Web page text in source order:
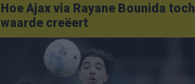
Hoe Ajax via Rayane Bounida toch
waarde creëert